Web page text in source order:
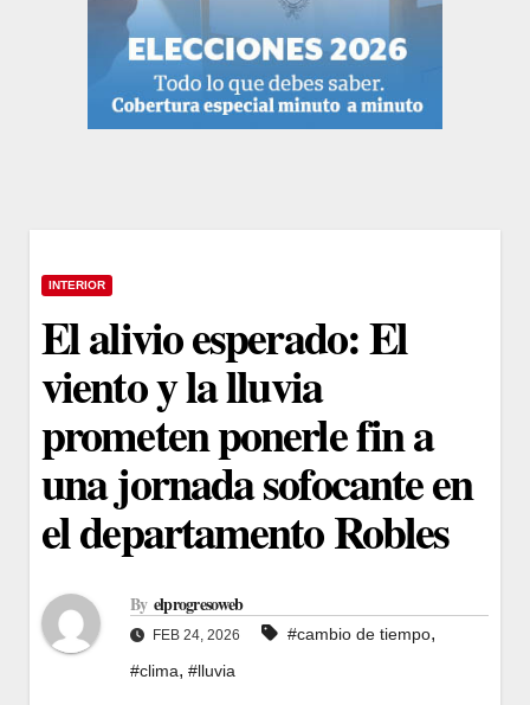
INTERIOR
El alivio esperado: El
viento y la lluvia
prometen ponerle fin a
una jornada sofocante en
el departamento Robles
By elprogresoweb
FEB 24, 2026 #cambio de tiempo,
#clima, #lluvia